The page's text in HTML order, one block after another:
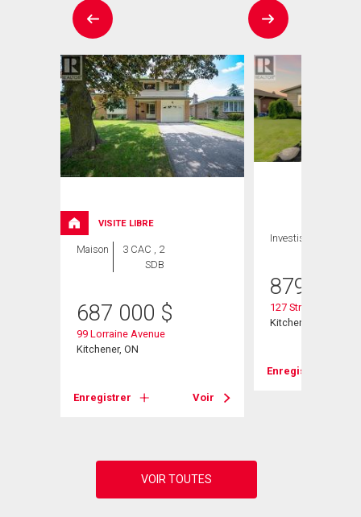
VISITE LIBRE
Maison
3 CAC , 2
SDB
687 000 $
99 Lorraine Avenue
Kitchener, ON
Enregistrer Voir
Investissement
879 900
127 Strathcona
Kitchener, ON
Enregistrer